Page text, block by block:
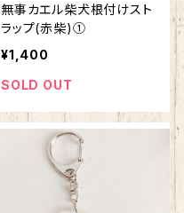
無事カエル柴犬根付けスト
ラップ(赤柴)①
¥1,400
SOLD OUT